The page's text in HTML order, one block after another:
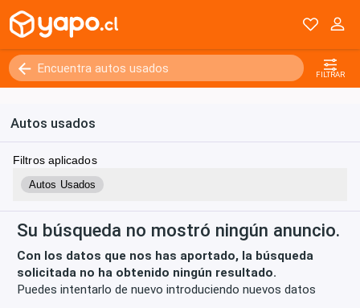
FILTRAR
Autos usados
Filtros aplicados
Autos Usados
Su búsqueda no mostró ningún anuncio.
Con los datos que nos has aportado, la búsqueda
solicitada no ha obtenido ningún resultado.
Puedes intentarlo de nuevo introduciendo nuevos datos
Kilómetros